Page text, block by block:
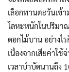
เลือกทานตะวันเข้
โลหะหนักในปริมา
ดอกไม้บาน อย่างไ
เนื่องจากเสียค่าใช้
เวลาบำบัดนานถึง